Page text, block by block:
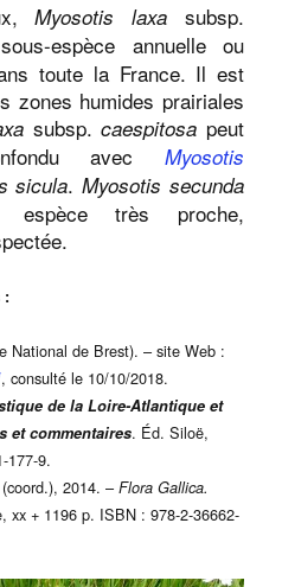
Myosotis laxa subsp.
espèce annuelle ou
toute la France. Il est
zones humides prairiales
subsp.caespitosa peut
avec Myosotis
sicula.Myosotis secunda
espèce très proche,
:
National de Brest). – site Web :
, consulté le 10/10/2018.
de la Loire-Atlantique et
et commentaires. Éd. Siloë,
177-9.
(coord.), 2014. – Flora Gallica.
xx + 1196 p. ISBN : 978-2-36662-